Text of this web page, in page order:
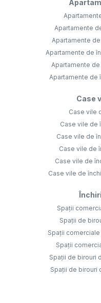
Apartamente
Apartamente
Apartamente de
Apartamente de
Apartamente de
Case
Case vile
Case vile de
Case vile de
Case vile de
Case vile de
Case vile de
Spații
Spații de
Spații
Spații
Spații de birouri
Spații de birouri